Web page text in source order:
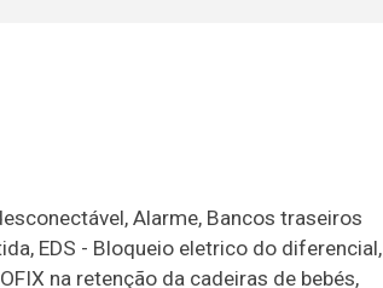
Alarme, Bancos traseiros
EDS - Bloqueio eletrico do diferencial,
na retenção da cadeiras de bebés,